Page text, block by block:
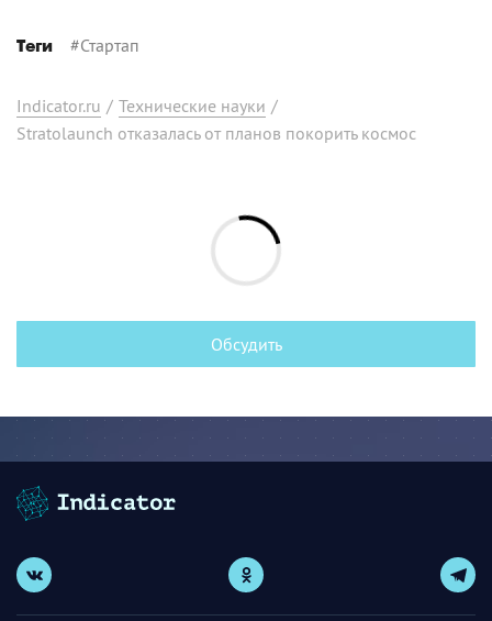
Теги #Стартап
Indicator.ru / Технические науки /
Stratolaunch отказалась от планов покорить космос
Обсудить